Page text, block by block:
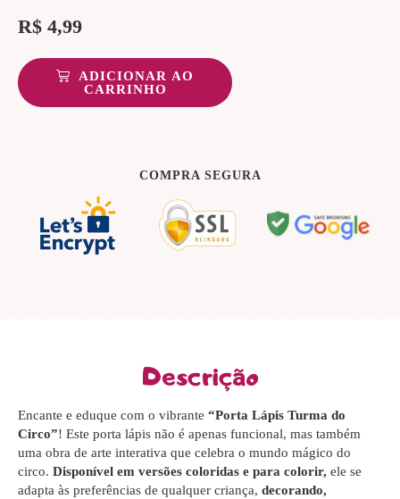
R$ 4,99
ADICIONAR AO
CARRINHO
COMPRA SEGURA
Descrição
Encante e eduque com o vibrante “Porta Lápis Turma do
Circo”! Este porta lápis não é apenas funcional, mas também
uma obra de arte interativa que celebra o mundo mágico do
circo. Disponível em versões coloridas e para colorir, ele se
adapta às preferências de qualquer criança, decorando,